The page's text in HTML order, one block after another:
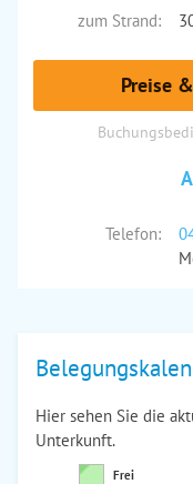
zum Strand:
Preise
Telefon:
Hier sehen Sie die
Unterkunft.
Frei